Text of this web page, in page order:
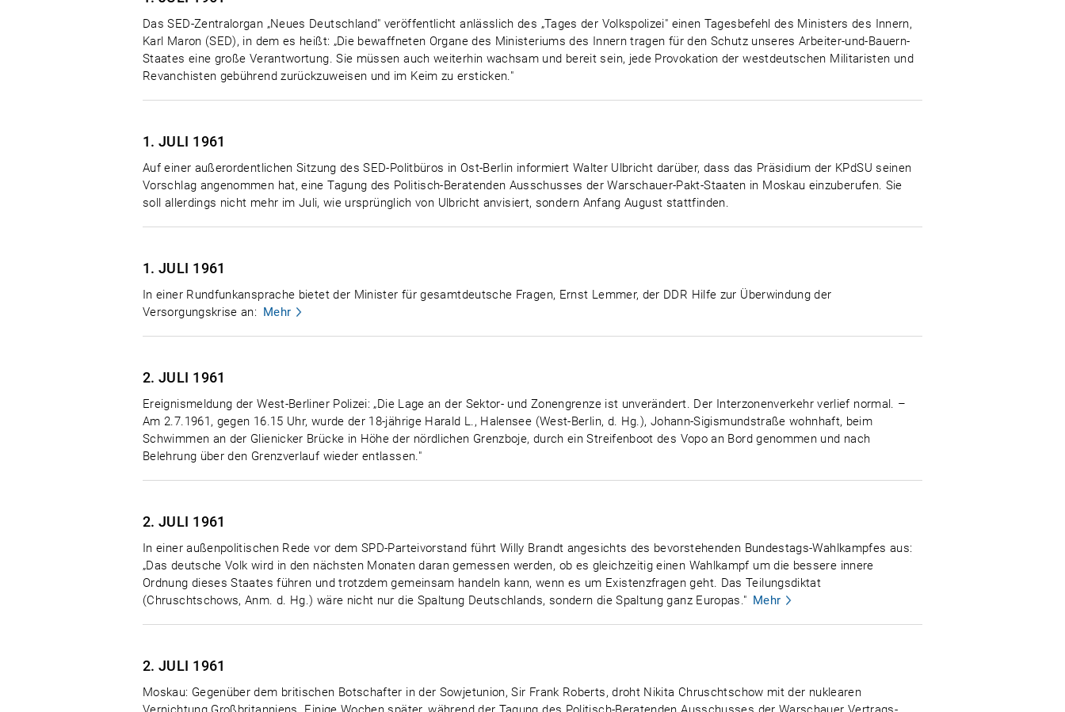
Das SED-Zentralorgan „Neues Deutschland" veröffentlicht anlässlich des „Tages der Volkspolizei" einen Tagesbefehl des Ministers des Innern,
Karl Maron (SED), in dem es heißt: „Die bewaffneten Organe des Ministeriums des Innern tragen für den Schutz unseres Arbeiter-und-Bauern-
Staates eine große Verantwortung. Sie müssen auch weiterhin wachsam und bereit sein, jede Provokation der westdeutschen Militaristen und
Revanchisten gebührend zurückzuweisen und im Keim zu ersticken."
1. JULI 1961
Auf einer außerordentlichen Sitzung des SED-Politbüros in Ost-Berlin informiert Walter Ulbricht darüber, dass das Präsidium der KPdSU seinen
Vorschlag angenommen hat, eine Tagung des Politisch-Beratenden Ausschusses der Warschauer-Pakt-Staaten in Moskau einzuberufen. Sie
soll allerdings nicht mehr im Juli, wie ursprünglich von Ulbricht anvisiert, sondern Anfang August stattfinden.
1. JULI 1961
In einer Rundfunkansprache bietet der Minister für gesamtdeutsche Fragen, Ernst Lemmer, der DDR Hilfe zur Überwindung der
Versorgungskrise an: Mehr
2. JULI 1961
Ereignismeldung der West-Berliner Polizei: „Die Lage an der Sektor- und Zonengrenze ist unverändert. Der Interzonenverkehr verlief normal. –
Am 2.7.1961, gegen 16.15 Uhr, wurde der 18-jährige Harald L., Halensee (West-Berlin, d. Hg.), Johann-Sigismundstraße wohnhaft, beim
Schwimmen an der Glienicker Brücke in Höhe der nördlichen Grenzboje, durch ein Streifenboot des Vopo an Bord genommen und nach
Belehrung über den Grenzverlauf wieder entlassen."
2. JULI 1961
In einer außenpolitischen Rede vor dem SPD-Parteivorstand führt Willy Brandt angesichts des bevorstehenden Bundestags-Wahlkampfes aus:
„Das deutsche Volk wird in den nächsten Monaten daran gemessen werden, ob es gleichzeitig einen Wahlkampf um die bessere innere
Ordnung dieses Staates führen und trotzdem gemeinsam handeln kann, wenn es um Existenzfragen geht. Das Teilungsdiktat
(Chruschtschows, Anm. d. Hg.) wäre nicht nur die Spaltung Deutschlands, sondern die Spaltung ganz Europas." Mehr
2. JULI 1961
Moskau: Gegenüber dem britischen Botschafter in der Sowjetunion, Sir Frank Roberts, droht Nikita Chruschtschow mit der nuklearen